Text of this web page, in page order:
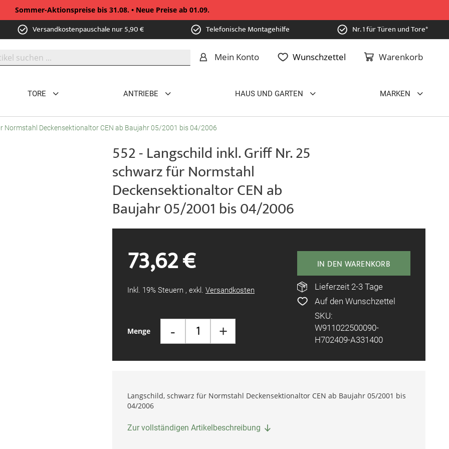
Sommer-Aktionspreise bis 31.08. • Neue Preise ab 01.09.
Versandkostenpauschale nur 5,90 € Telefonische Montagehilfe Nr. 1 für Türen und Tore*
Warenkorb
Mein Konto Wunschzettel
TORE ANTRIEBE HAUS UND GARTEN MARKEN
Normstahl Deckensektionaltor CEN ab Baujahr 05/2001 bis 04/2006
552 - Langschild inkl. Griff Nr. 25
schwarz für Normstahl
Deckensektionaltor CEN ab
Baujahr 05/2001 bis 04/2006
Menge - +
73,62 €
Inkl. 19% Steuern , exkl. Versandkosten
IN DEN WARENKORB
Lieferzeit 2-3 Tage
Auf den Wunschzettel
SKU:
W911022500090-
H702409-A331400
Langschild, schwarz für Normstahl Deckensektionaltor CEN ab Baujahr 05/2001 bis
04/2006
Zur vollständigen Artikelbeschreibung